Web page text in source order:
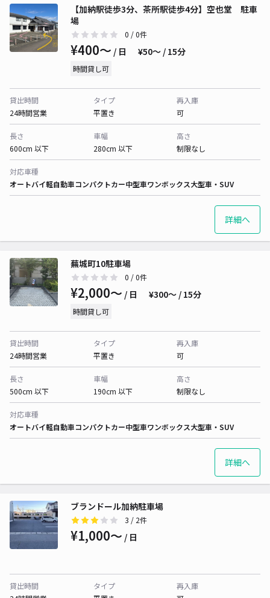
【加納駅徒歩3分、茶所駅徒歩4分】空也堂 駐車
場
0 / 0件
¥400〜 / 日 ¥50〜 / 15分
時間貸し可
貸出時間
24時間営業
タイプ
平置き
再入庫
可
長さ
600cm 以下
車幅
280cm 以下
高さ
制限なし
対応車種
オートバイ軽自動車コンパクトカー中型車ワンボックス大型車・SUV
詳細へ
蕪城町10駐車場
0 / 0件
¥2,000〜 / 日 ¥300〜 / 15分
時間貸し可
貸出時間
24時間営業
タイプ
平置き
再入庫
可
長さ
500cm 以下
車幅
190cm 以下
高さ
制限なし
対応車種
オートバイ軽自動車コンパクトカー中型車ワンボックス大型車・SUV
詳細へ
ブランドール加納駐車場
3 / 2件
¥1,000〜 / 日
貸出時間
タイプ
再入庫